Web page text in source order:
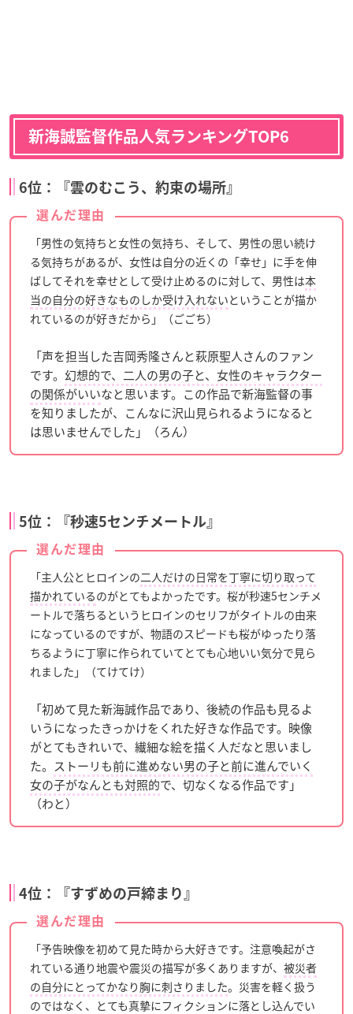
新海誠監督作品人気ランキングTOP6
6位：『雲のむこう、約束の場所』
選んだ理由
「男性の気持ちと女性の気持ち、そして、男性の思い続け
る気持ちがあるが、女性は自分の近くの「幸せ」に手を伸
ばしてそれを幸せとして受け止めるのに対して、男性は本
当の自分の好きなものしか受け入れないということが描か
れているのが好きだから」（ごごち）
「声を担当した吉岡秀隆さんと萩原聖人さんのファン
です。 幻想的で、二人の男の子と、女性のキャラクター
の関係がいいなと思います。この作品で新海監督の事
を知りましたが、こんなに沢山見られるようになると
は思いませんでした」（ろん）
5位：『秒速5センチメートル』
選んだ理由
「主人公とヒロインの二人だけの日常を丁寧に切り取って
描かれているのがとてもよかったです。桜が秒速5センチメ
ートルで落ちるというヒロインのセリフがタイトルの由来
になっているのですが、物語のスピードも桜がゆったり落
ちるように丁寧に作られていてとても心地いい気分で見ら
れました」（てけてけ）
「初めて見た新海誠作品であり、後続の作品も見るよ
いうになったきっかけをくれた好きな作品です。映像
がとてもきれいで、繊細な絵を描く人だなと思いまし
た。 ストーリも前に進めない男の子と前に進んでいく
女の子がなんとも対照的で、切なくなる作品です」
（わと）
4位：『すずめの戸締まり』
選んだ理由
「予告映像を初めて見た時から大好きです。注意喚起がさ
れている通り地震や震災の描写が多くありますが、 被災者
の自分にとってかなり胸に刺さりました。災害を軽く扱う
のではなく、とても真摯にフィクションに落とし込んでい